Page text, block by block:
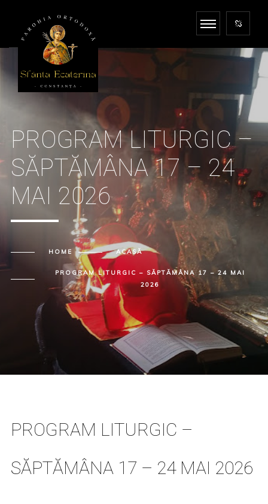
PROGRAM LITURGIC –
SĂPTĂMÂNA 17 – 24
MAI 2026
HOME ACASĂ
PROGRAM LITURGIC – SĂPTĂMÂNA 17 – 24 MAI
2026
PROGRAM LITURGIC –
SĂPTĂMÂNA 17 – 24 MAI 2026